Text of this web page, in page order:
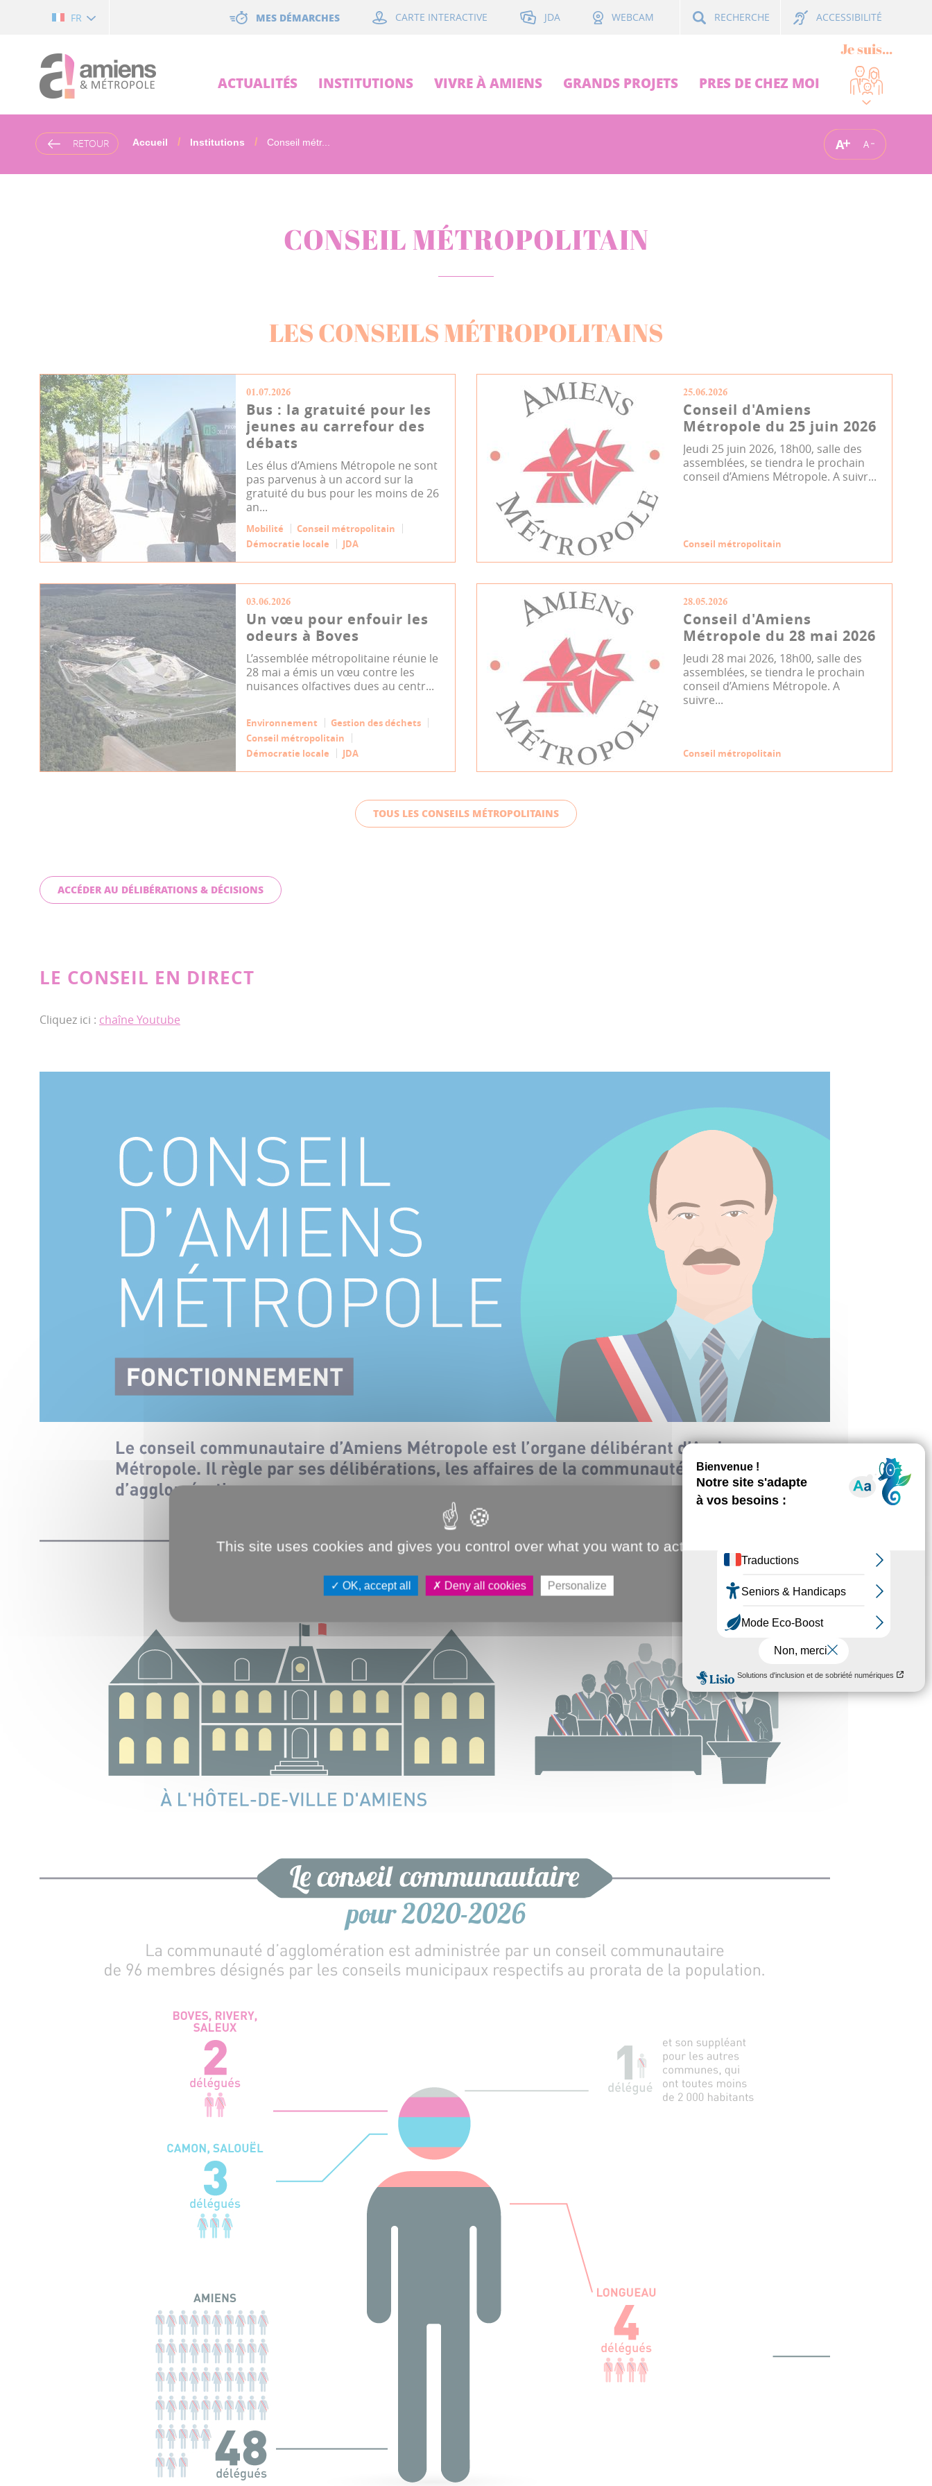
FR MES DÉMARCHES CARTE INTERACTIVE JDA WEBCAM RECHERCHE ACCESSIBILITÉ
ACTUALITÉS INSTITUTIONS VIVRE À AMIENS GRANDS PROJETS PRES DE CHEZ MOI
Je suis...
RETOUR Accueil Institutions Conseil métr... A A
CONSEIL MÉTROPOLITAIN
LES CONSEILS MÉTROPOLITAINS
01.07.2026
Bus : la gratuité pour les
jeunes au carrefour des
débats
Les élus d’Amiens Métropole ne sont
pas parvenus à un accord sur la
gratuité du bus pour les moins de 26
an...
Mobilité
Conseil métropolitain
Démocratie locale
JDA
25.06.2026
Conseil d'Amiens
Métropole du 25 juin 2026
Jeudi 25 juin 2026, 18h00, salle des
assemblées, se tiendra le prochain
conseil d’Amiens Métropole. A suivr...
Conseil métropolitain
03.06.2026
Un vœu pour enfouir les
odeurs à Boves
L’assemblée métropolitaine réunie le
28 mai a émis un vœu contre les
nuisances olfactives dues au centr...
Environnement
Gestion des déchets
Conseil métropolitain
Démocratie locale
JDA
28.05.2026
Conseil d'Amiens
Métropole du 28 mai 2026
Jeudi 28 mai 2026, 18h00, salle des
assemblées, se tiendra le prochain
conseil d’Amiens Métropole. A
suivre...
Conseil métropolitain
TOUS LES CONSEILS MÉTROPOLITAINS
ACCÉDER AU DÉLIBÉRATIONS & DÉCISIONS
LE CONSEIL EN DIRECT
Cliquez ici : chaîne Youtube
This site uses cookies and gives you control over what you want to activate
OK, accept all Deny all cookies Personalize